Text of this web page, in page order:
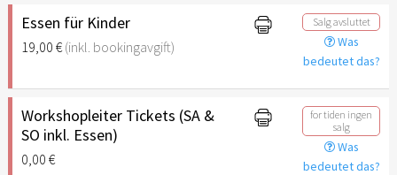
Essen für Kinder
19,00 €(inkl. bookingavgift)
Salg avsluttet
Was
bedeutet das?
Workshopleiter Tickets (SA &
SO inkl. Essen)
0,00 €
for tiden ingen
salg
Was
bedeutet das?